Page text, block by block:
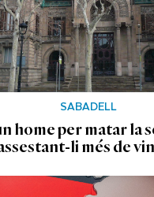
SABADELL
home per matar la
li més de